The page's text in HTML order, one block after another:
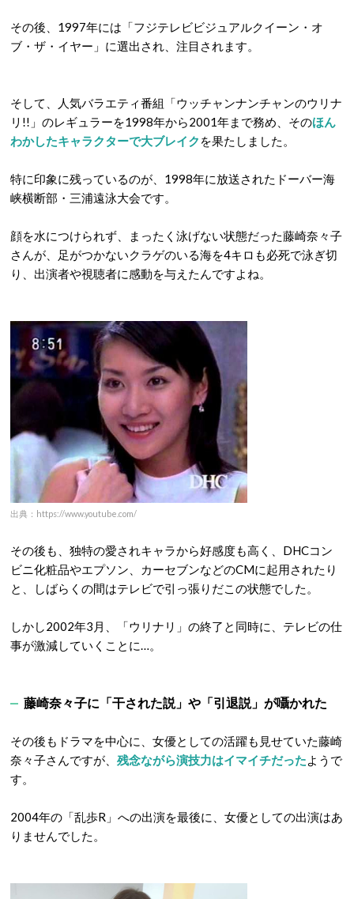
その後、1997年には「フジテレビビジュアルクイーン・オ
ブ・ザ・イヤー」に選出され、注目されます。
そして、人気バラエティ番組「ウッチャンナンチャンのウリナ
リ!!」のレギュラーを1998年から2001年まで務め、そのほん
わかしたキャラクターで大ブレイク を果たしました。
特に印象に残っているのが、1998年に放送されたドーバー海
峡横断部・三浦遠泳大会です。
顔を水につけられず、まったく泳げない状態だった藤崎奈々子
さんが、足がつかないクラゲのいる海を4キロも必死で泳ぎ切
り、出演者や視聴者に感動を与えたんですよね。
出典：https://www.youtube.com/
その後も、独特の愛されキャラから好感度も高く、DHCコン
ビニ化粧品やエプソン、カーセブンなどのCMに起用されたり
と、しばらくの間はテレビで引っ張りだこの状態でした。
しかし2002年3月、「ウリナリ」の終了と同時に、テレビの仕
事が激減していくことに…。
藤崎奈々子に「干された説」や「引退説」が囁かれた
その後もドラマを中心に、女優としての活躍も見せていた藤崎
奈々子さんですが、 残念ながら演技力はイマイチだったようで
す。
2004年の「乱歩R」への出演を最後に、女優としての出演はあ
りませんでした。